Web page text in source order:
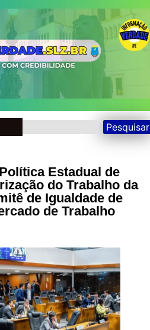
Pesquisar
Estadual de
do Trabalho da
de Igualdade de
de Trabalho